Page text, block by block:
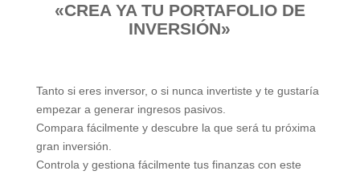
«CREA YA TU PORTAFOLIO DE
INVERSIÓN»
Tanto si eres inversor, o si nunca invertiste y te gustaría
empezar a generar ingresos pasivos.
Compara fácilmente y descubre la que será tu próxima
gran inversión.
Controla y gestiona fácilmente tus finanzas con este